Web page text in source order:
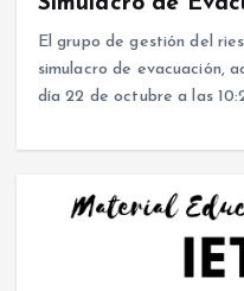
El grupo de gestión del
simulacro de evacuación,
día 22 de octubre a las